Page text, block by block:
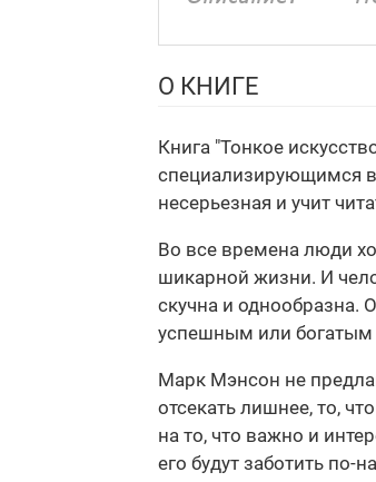
О КНИГЕ
Книга "Тонкое
специализирующимся
несерьезная и учит
Во все времена люди
шикарной жизни. И
скучна и однообразна.
успешным или богатым
Марк Мэнсон не
отсекать лишнее, то,
на то, что важно и
его будут заботить